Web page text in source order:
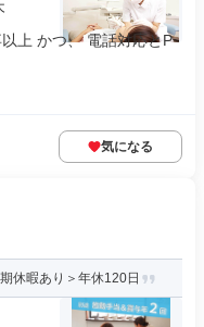
上 かつ、 電話対応とP
気になる
休暇あり＞年休120日